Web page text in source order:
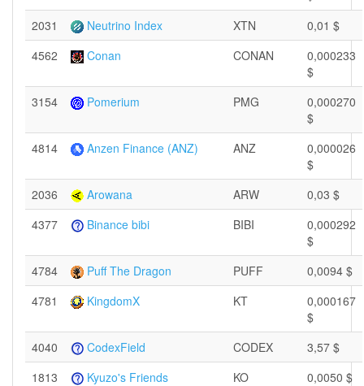
2031
Neutrino Index XTN
0,01 $
4562
Conan CONAN
0,000233
$
3154
Pomerium PMG
0,000270
$
4814
Anzen Finance (ANZ) ANZ
0,000026
$
2036
Arowana ARW
0,03 $
4377
Binance bibi BIBI
0,000292
$
4784
Puff The Dragon PUFF
0,0094 $
4781
KingdomX KT
0,000167
$
4040
CodexField CODEX
3,57 $
1813
Kyuzo's Friends KO
0,0050 $